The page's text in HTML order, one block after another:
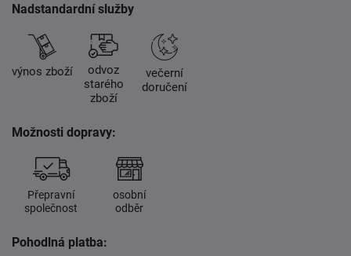
Nadstandardní služby
výnos zboží
odvoz
starého
zboží
večerní
doručení
Možnosti dopravy:
Přepravní
společnost
osobní
odběr
Pohodlná platba: